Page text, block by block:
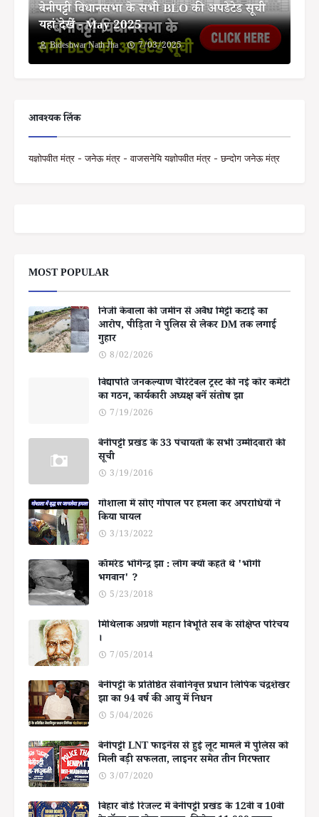
बेनीपट्टी विधानसभा के सभी BLO की अपडेटेड सूची
यहां देखें - May 2025
Bideshwar Nath Jha 7/03/2025
आवश्यक लिंक
यज्ञोपवीत मंत्र - जनेऊ मंत्र - वाजसनेयि यज्ञोपवीत मंत्र - छन्दोग जनेऊ मंत्र
MOST POPULAR
निजी केवाला की जमीन से अवैध मिट्टी कटाई का
आरोप, पीड़िता ने पुलिस से लेकर DM तक लगाई
गुहार
8/02/2026
विद्यापति जनकल्याण चैरिटेबल ट्रस्ट की नई कोर कमेटी
का गठन, कार्यकारी अध्यक्ष बनें संतोष झा
7/19/2026
बेनीपट्टी प्रखंड के 33 पंचायतों के सभी उम्मीदवारों की
सूची
3/19/2016
गोशाला में सोए गोपाल पर हमला कर अपराधियों ने
किया घायल
3/13/2022
कॉमरेड भोगेन्द्र झा : लोग क्यों कहते थे 'भोगी
भगवान' ?
5/23/2018
मिथिलाक अग्रणी महान बिभूति सब के संक्षिप्त परिचय
।
7/05/2014
बेनीपट्टी के प्रतिष्ठित सेवानिवृत्त प्रधान लिपिक चंद्रशेखर
झा का 94 वर्ष की आयु में निधन
5/04/2026
बेनीपट्टी LNT फाइनेंस से हुई लूट मामले में पुलिस को
मिली बड़ी सफलता, लाइनर समेत तीन गिरफ्तार
3/07/2020
बिहार बोर्ड रिजल्ट में बेनीपट्टी प्रखंड के 12वीं व 10वीं